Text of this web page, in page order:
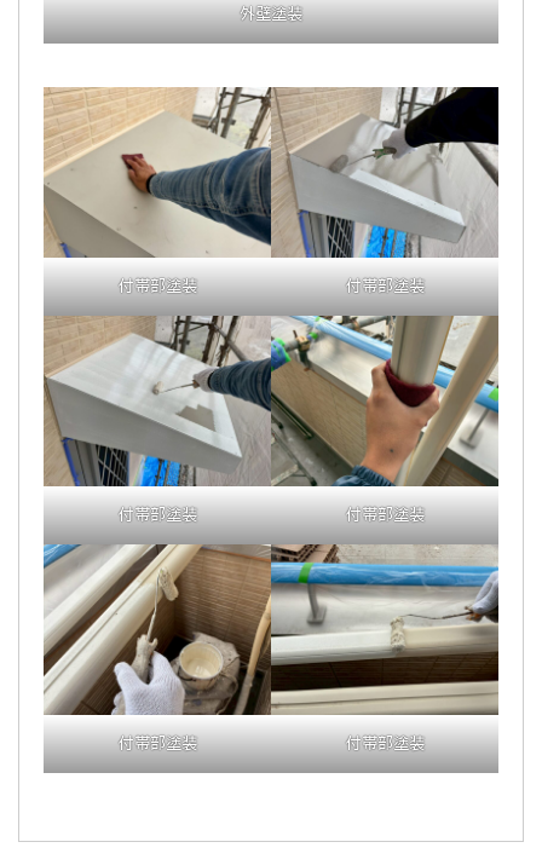
外壁塗装
付帯部塗装 付帯部塗装
付帯部塗装 付帯部塗装
付帯部塗装 付帯部塗装